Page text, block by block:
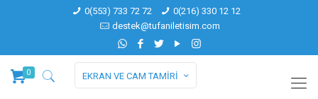
0(553) 733 72 72
0(216) 330 12 12
destek@tufaniletisim.com
0 EKRAN VE CAM TAMİRİ